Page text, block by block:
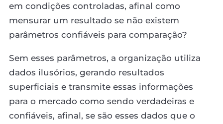
em condições controladas, afinal como
mensurar um resultado se não existem
parâmetros confiáveis para comparação?
Sem esses parâmetros, a organização utiliza
dados ilusórios, gerando resultados
superficiais e transmite essas informações
para o mercado como sendo verdadeiras e
confiáveis, afinal, se são esses dados que o